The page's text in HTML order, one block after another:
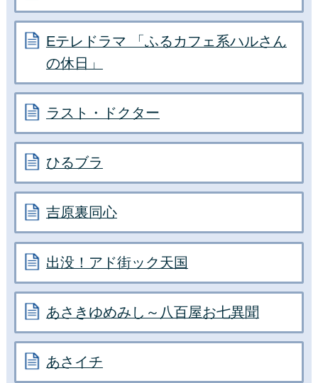
Eテレドラマ 「ふるカフェ系ハルさん
の休日」
ラスト・ドクター
ひるブラ
吉原裏同心
出没！アド街ック天国
あさきゆめみし～八百屋お七異聞
あさイチ